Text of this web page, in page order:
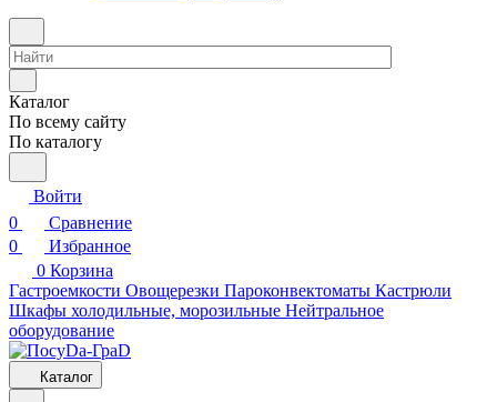
Каталог
По всему сайту
По каталогу
Войти
0
Сравнение
0
Избранное
0 Корзина
Гастроемкости Овощерезки Пароконвектоматы Кастрюли
Шкафы холодильные, морозильные Нейтральное
оборудование
Каталог